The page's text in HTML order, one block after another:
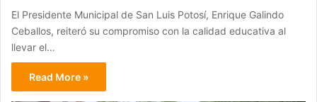
El Presidente Municipal de San Luis Potosí, Enrique Galindo
Ceballos, reiteró su compromiso con la calidad educativa al
llevar el…
Read More »